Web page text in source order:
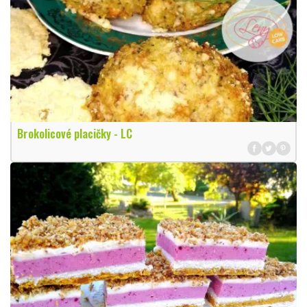
Brokolicové placičky - LC